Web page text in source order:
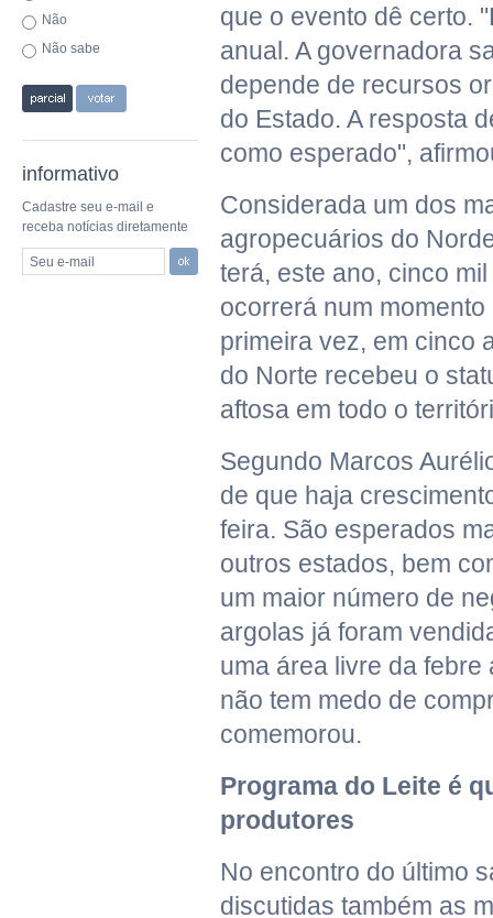
Não
Não sabe
informativo
Cadastre seu e-mail e
receba notícias diretamente
Seu e-mail
que o evento dê certo.
anual. A governadora
depende de recursos
do Estado. A resposta
como esperado",
Considerada um dos
agropecuários do
terá, este ano, cinco
ocorrerá num
primeira vez, em cinco
do Norte recebeu o
aftosa em todo o
Segundo Marcos
de que haja
feira. São esperados
outros estados, bem
um maior número de
argolas já foram
uma área livre da febre
não tem medo de
comemorou.
Programa do Leite é
produtores
No encontro do último
discutidas também as